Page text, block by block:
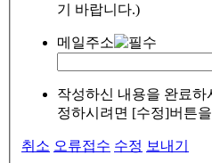
기 바랍니다.)
메일주소
작성하신 내용을 완료
정하시려면 [수정]버튼
취소 오류접수 수정 보내기